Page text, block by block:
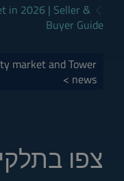
in 2026 | Seller &
Buyer Guide
market and Tower
news >
צפו